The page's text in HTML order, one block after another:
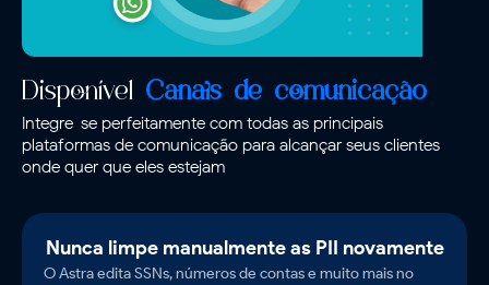
Disponível Canais de comunicação
Integre-se perfeitamente com todas as principais
plataformas de comunicação para alcançar seus clientes
onde quer que eles estejam
Nunca limpe manualmente as PII novamente
O Astra edita SSNs, números de contas e muito mais no